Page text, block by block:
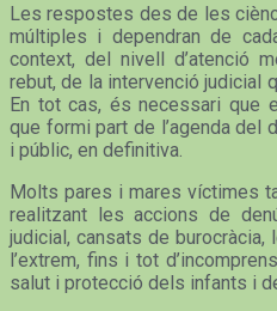
Les respostes des de les
múltiples i dependran de
context, del nivell d’atenció
rebut, de la intervenció judicial
En tot cas, és necessari que
que formi part de l’agenda del
i públic, en definitiva.
Molts pares i mares víctimes
realitzant les accions de
judicial, cansats de burocràcia,
l’extrem, fins i tot
salut i protecció dels infants i